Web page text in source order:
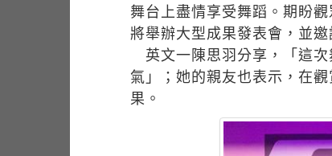
舞台上盡情享受舞蹈。期盼
將舉辦大型成果發表會，並
英文一陳思羽分享，「這次
氣」；她的親友也表示，在
果。